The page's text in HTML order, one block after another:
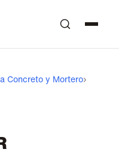
Concreto y Mortero›